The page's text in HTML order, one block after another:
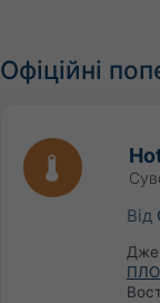
Офіційні
Від